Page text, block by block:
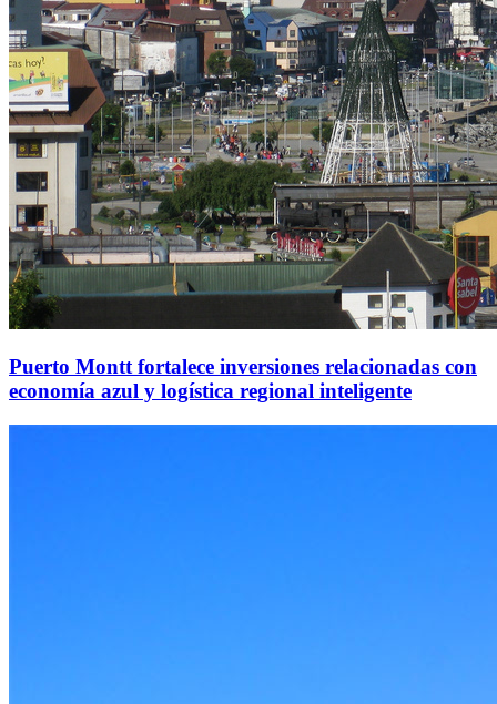
Puerto Montt fortalece inversiones relacionadas con
economía azul y logística regional inteligente